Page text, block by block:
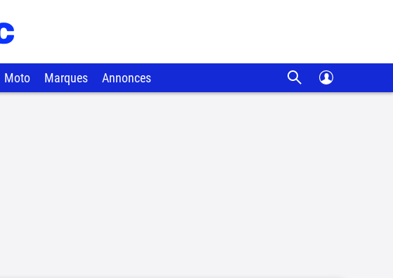
Moto Marques Annonces